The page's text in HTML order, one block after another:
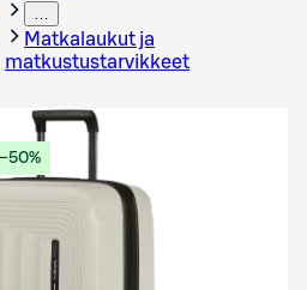
…
Matkalaukut ja
matkustustarvikkeet
−50%